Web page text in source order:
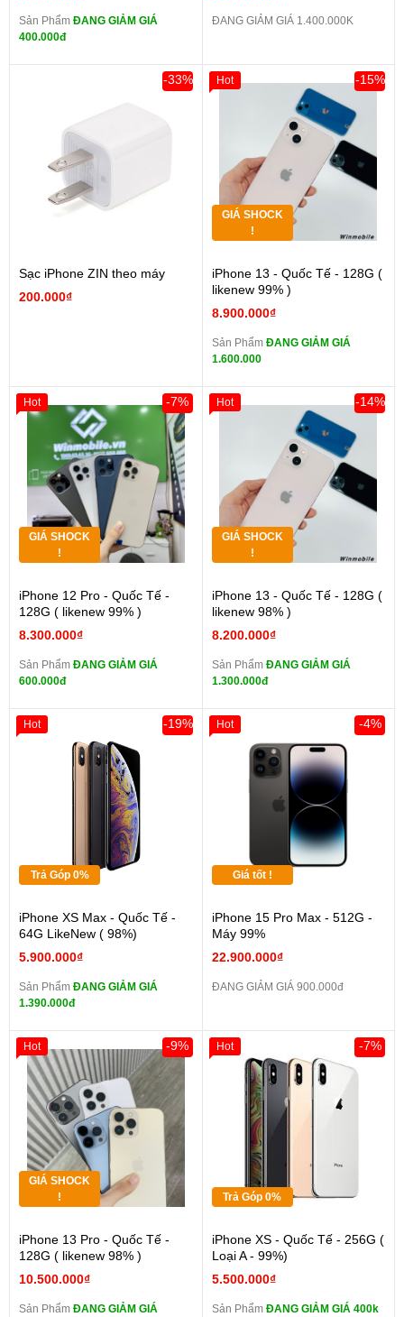
Sản Phẩm ĐANG GIẢM GIÁ
400.000đ
ĐANG GIẢM GIÁ 1.400.000K
Sạc iPhone ZIN theo máy
200.000₫
-33%
GIÁ SHOCK
!
iPhone 13 - Quốc Tế - 128G (
likenew 99% )
8.900.000₫
-15%
Sản Phẩm ĐANG GIẢM GIÁ
1.600.000
Hot
GIÁ SHOCK
!
iPhone 12 Pro - Quốc Tế -
128G ( likenew 99% )
8.300.000₫
-7%
Sản Phẩm ĐANG GIẢM GIÁ
600.000đ
Hot
GIÁ SHOCK
!
iPhone 13 - Quốc Tế - 128G (
likenew 98% )
8.200.000₫
-14%
Sản Phẩm ĐANG GIẢM GIÁ
1.300.000đ
Hot
Trả Góp 0%
iPhone XS Max - Quốc Tế -
64G LikeNew ( 98%)
5.900.000₫
-19%
Sản Phẩm ĐANG GIẢM GIÁ
1.390.000đ
Hot
Giá tốt !
iPhone 15 Pro Max - 512G -
Máy 99%
22.900.000₫
-4%
ĐANG GIẢM GIÁ 900.000đ
Hot
GIÁ SHOCK
!
iPhone 13 Pro - Quốc Tế -
128G ( likenew 98% )
10.500.000₫
-9%
Sản Phẩm ĐANG GIẢM GIÁ
Hot
Trả Góp 0%
iPhone XS - Quốc Tế - 256G (
Loại A - 99%)
5.500.000₫
-7%
Sản Phẩm ĐANG GIẢM GIÁ 400k
Hot